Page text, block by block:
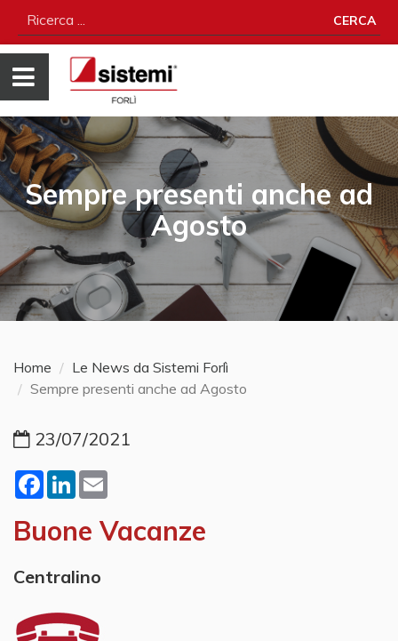
CERCA
Sempre presenti anche ad
Agosto
Home
Le News da Sistemi Forlì
Sempre presenti anche ad Agosto
23/07/2021
Facebook
LinkedIn
Buone Vacanze
Centralino